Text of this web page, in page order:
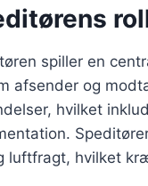
spiller en
afsender og
hvilket
luftfragt, hvilket